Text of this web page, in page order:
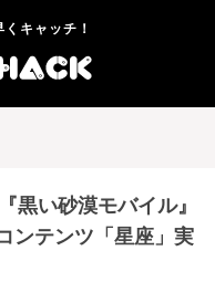
キャッチ！
黒い砂漠モバイル』
ンテンツ「星座」実